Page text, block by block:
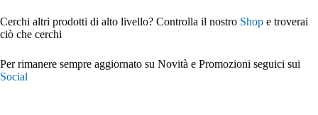
Cerchi altri prodotti di alto livello? Controlla il nostro Shop e troverai
ciò che cerchi
Per rimanere sempre aggiornato su Novità e Promozioni seguici sui
Social